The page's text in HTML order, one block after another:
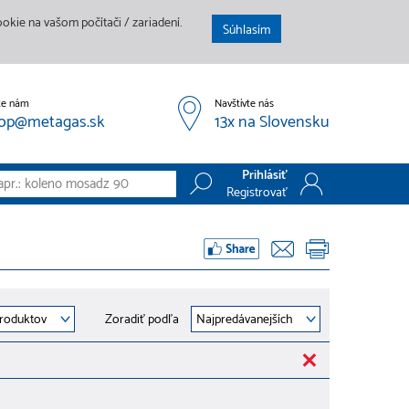
na vašom počítači / zariadení. Súhlasím
nám Navštívte nás
13x na Slovensku
Prihlásiť
Registrovať
Registrovať
Zoradiť podľa